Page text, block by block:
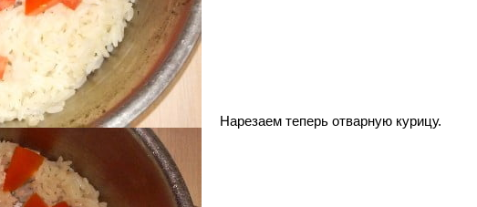
Нарезаем теперь отварную курицу.